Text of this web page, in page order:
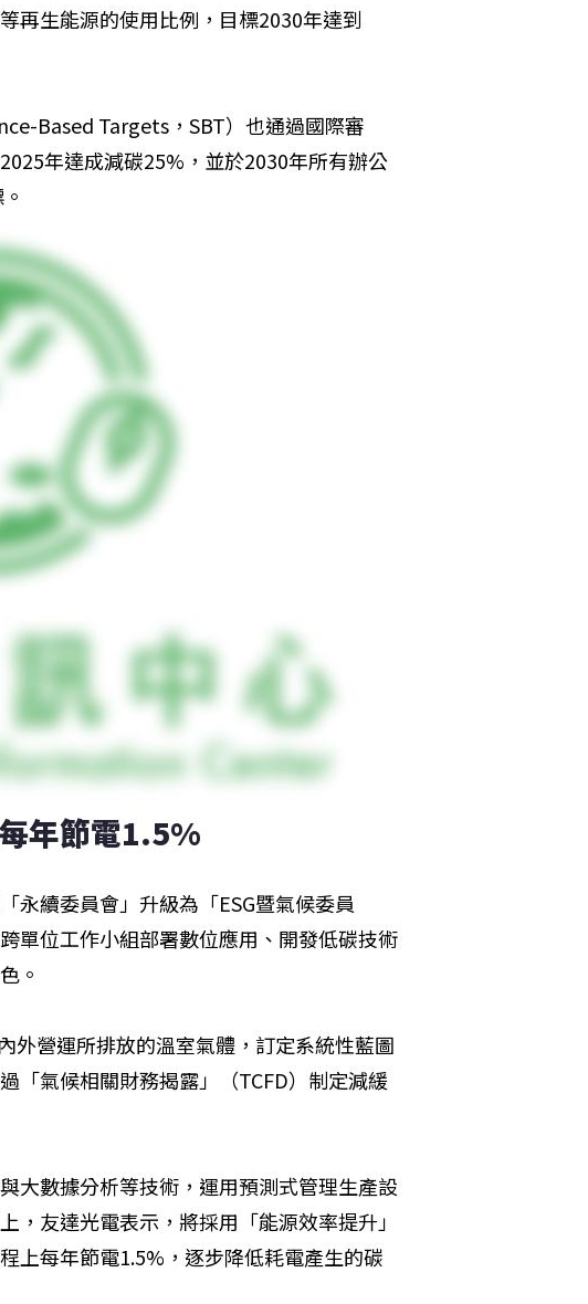
再生能源的使用比例，目標2030年達到
Based Targets，SBT）也通過國際審
年達成減碳25%，並於2030年所有辦公
年節電1.5%
永續委員會」升級為「ESG暨氣候委員
單位工作小組部署數位應用、開發低碳技術
。
外營運所排放的溫室氣體，訂定系統性藍圖
「氣候相關財務揭露」（TCFD）制定減緩
大數據分析等技術，運用預測式管理生產設
友達光電表示，將採用「能源效率提升」
上每年節電1.5%，逐步降低耗電產生的碳